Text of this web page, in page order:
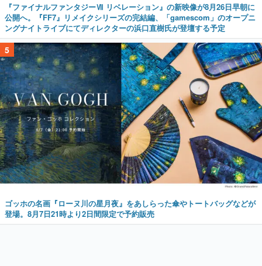
『ファイナルファンタジーⅦ リベレーション』の新映像が8月26日早朝に
公開へ。『FF7』リメイクシリーズの完結編、「gamescom」のオープニ
ングナイトライブにてディレクターの浜口直樹氏が登壇する予定
5
ゴッホの名画『ローヌ川の星月夜』をあしらった傘やトートバッグなどが
登場。8月7日21時より2日間限定で予約販売